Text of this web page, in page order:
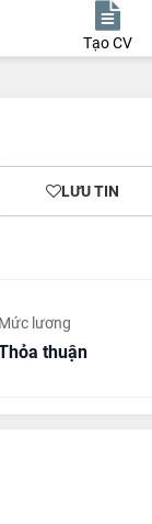
Tạo CV
LƯU TIN
Mức lương
thuận